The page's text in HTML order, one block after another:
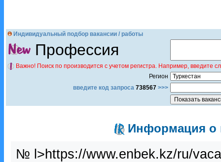
Индивидуальный подбор вакансии / работы
Профессия
Важно! Поиск по производится с учетом регистра. Например,
Регион
введите код запроса 738567 >>>
Информация о
№ l>https://www.enbek.kz/ru/